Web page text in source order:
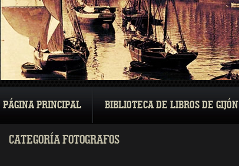
PÁGINA PRINCIPAL BIBLIOTECA DE LIBROS DE GIJÓN
CATEGORÍA FOTOGRAFOS